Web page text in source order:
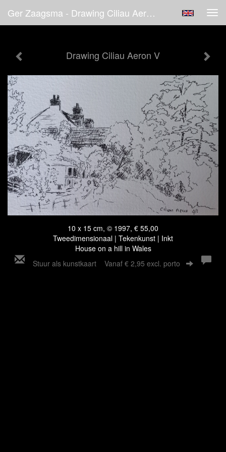
Ger Zaagsma - Drawing Ciliau Aeron V
Drawing Ciliau Aeron V
10 x 15 cm, © 1997, € 55,00
Tweedimensionaal | Tekenkunst | Inkt
House on a hill in Wales
Stuur als kunstkaart Vanaf € 2,95 excl. porto